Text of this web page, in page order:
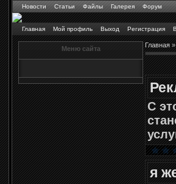
Новости Статьи Файлы Галерея Форум
Главная Мой профиль Выход Регистрация
Меню сайта Главная
С
я